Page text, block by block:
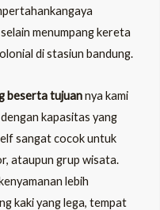
menumpang kereta
di stasiun bandung.
beserta tujuannya kami
kapasitas yang
sangat cocok untuk
ataupun grup wisata.
lebih
kaki yang lega, tempat